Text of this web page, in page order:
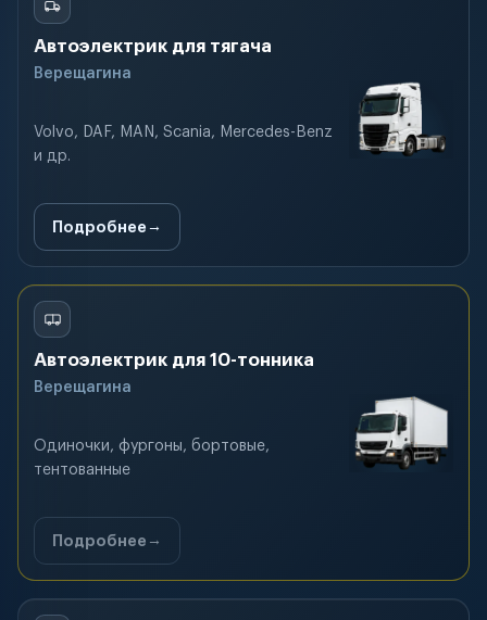
Автоэлектрик для тягача
Верещагина
Volvo, DAF, MAN, Scania, Mercedes-Benz
и др.
Подробнее
Автоэлектрик для 10-тонника
Верещагина
Одиночки, фургоны, бортовые,
тентованные
Подробнее